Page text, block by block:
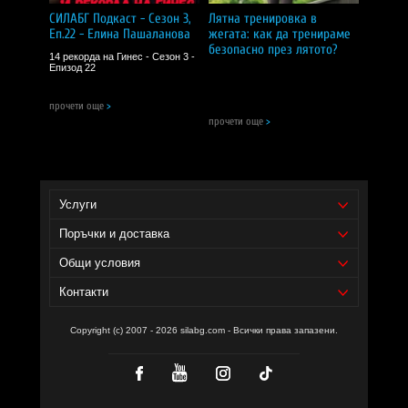
дневна доза от 2 капсули;
AuroraBlue™(патентована смес от диви боровинки
— аляска боровинка, овалнолистна боровинка,
алпийска боровинка и дребна боровинка; плод, лист,
стъбло) — 200 мг в дневна доза от 2 капсули;
BlueActiv™
150 мг в дневна доза от 2 капсули.
Една доза:2 капсули;
Дози в опаковка:
Начин на употреба:
предпочитане по време на хранене, освен ако е
указано друго на етикета на производителя.
пуникалагин), AuroraBlue™ (патентована смес от
овалнолистна боровинка, алпийска боровинка, дребна
боровинка; плод, лист, стъбло), BlueActiv™ (екстракт от
СИЛАБГ Подкаст - Сезон 3,
Еп.22 - Елина Пашаланова
14 рекорда на Гинес - Сезон 3 -
Епизод 22
прочети още >
Лятна тренировка в
жегата: как да тренираме
безопасно през лятото?
прочети още >
Услуги
Поръчки и доставка
Общи условия
Контакти
Copyright (c) 2007 - 2026 silabg.com - Всички права запазени.